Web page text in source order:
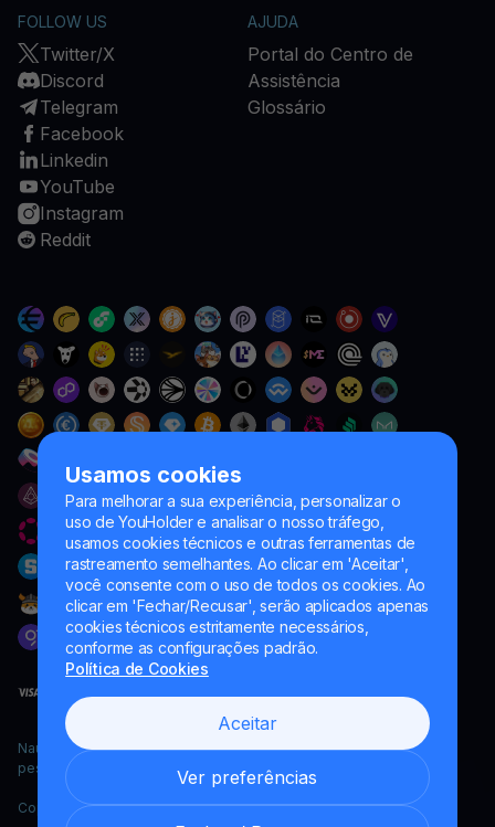
Usamos cookies
Para melhorar a sua experiência, personalizar o
uso de YouHolder e analisar o nosso tráfego,
usamos cookies técnicos e outras ferramentas de
rastreamento semelhantes. Ao clicar em 'Aceitar',
você consente com o uso de todos os cookies. Ao
clicar em 'Fechar/Recusar', serão aplicados apenas
cookies técnicos estritamente necessários,
conforme as configurações padrão.
Política de Cookies
Aceitar
Ver preferências
FOLLOW US
Twitter/X
Discord
Telegram
Facebook
Linkedin
YouTube
Instagram
Reddit
AJUDA
Portal do Centro de
Assistência
Glossário
Naumard LTD. – apenas para fins de desenvolvimento de TI,
pesquisa e marketing
Copyright YouHodler, 2026.